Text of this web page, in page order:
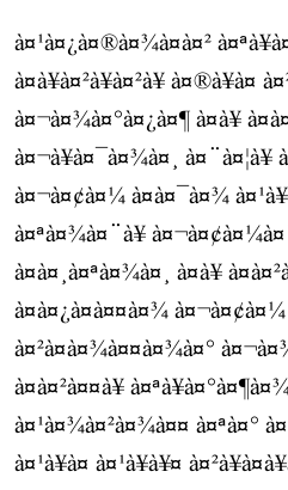
à¤¹à¤¿à¤®à¤¾à¤à¤²
à¤à¥à¤²à¥à¤²à¥
à¤¬à¤¾à¤°à¤¿à¤¶ à¤à¥
à¤¬à¥à¤¯à¤¾à¤¸ à¤¨à¤¦à¥
à¤¬à¤¢à¤¼ à¤à¤¯à¤¾
à¤ªà¤¾à¤¨à¥
à¤à¤¸à¤ªà¤¾à¤¸ à¤à¥
à¤à¤¿à¤à¤¤à¤¾ à¤¬à¤¢à¤¼
à¤²à¤à¤¾à¤¤à¤¾à¤°
à¤à¤²à¤¤à¥
à¤¹à¤¾à¤²à¤¾à¤¤ à¤ªà¤°
à¤¹à¥à¤ à¤¹à¥à¥¤